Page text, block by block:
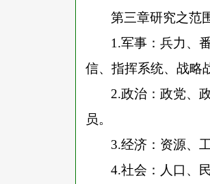
第三章研究之范
1.军事：兵力、
信、指挥系统、战略
2.政治：政党、
员。
3.经济：资源、
4.社会：人口、